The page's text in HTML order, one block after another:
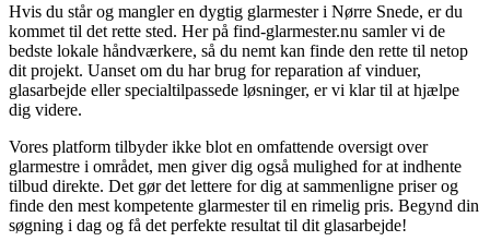
Hvis du står og mangler en dygtig glarmester i Nørre Snede, er du
kommet til det rette sted. Her på find-glarmester.nu samler vi de
bedste lokale håndværkere, så du nemt kan finde den rette til netop
dit projekt. Uanset om du har brug for reparation af vinduer,
glasarbejde eller specialtilpassede løsninger, er vi klar til at hjælpe
dig videre.
Vores platform tilbyder ikke blot en omfattende oversigt over
glarmestre i området, men giver dig også mulighed for at indhente
tilbud direkte. Det gør det lettere for dig at sammenligne priser og
finde den mest kompetente glarmester til en rimelig pris. Begynd din
søgning i dag og få det perfekte resultat til dit glasarbejde!